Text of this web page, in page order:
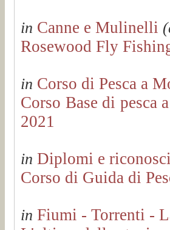
in Canne e Mulinelli
Rosewood Fly
in Corso di Pesca a
Corso Base di pesca
2021
in Diplomi e
Corso di Guida di
in Fiumi - Torrenti -